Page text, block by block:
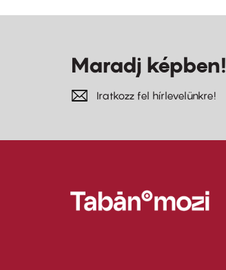
Maradj képben!
Iratkozz fel hírlevelünkre!